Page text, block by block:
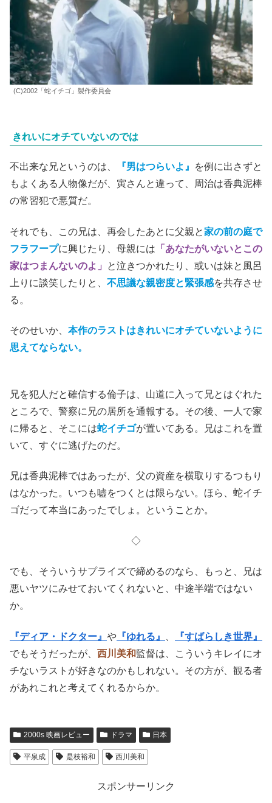
(C)2002「蛇イチゴ」製作委員会
きれいにオチていないのでは
不出来な兄というのは、 『男はつらいよ』
を例に出さずと
もよくある人物像だが、寅さんと違って、周治は香典泥棒
の常習犯で悪質だ。
それでも、この兄は、再会したあとに父親と家の前の庭で
フラフープに興じたり、母親には 「あなたがいないとこの
家はつまんないのよ」
と泣きつかれたり、或いは妹と風呂
上りに談笑したりと、 不思議な親密度と緊張感を共存させ
る。
そのせいか、 本作のラストはきれいにオチていないように
思えてならない。
兄を犯人だと確信する倫子は、山道に入って兄とはぐれた
ところで、警察に兄の居所を通報する。その後、一人で家
に帰ると、そこには蛇イチゴが置いてある。兄はこれを置
いて、すぐに逃げたのだ。
兄は香典泥棒ではあったが、父の資産を横取りするつもり
はなかった。いつも嘘をつくとは限らない。ほら、蛇イチ
ゴだって本当にあったでしょ。ということか。
◇
でも、そういうサプライズで締めるのなら、もっと、兄は
悪いヤツにみせておいてくれないと、中途半端ではない
か。
『ディア・ドクター』 や 『ゆれる』
『すばらしき世界』
でもそうだったが、 西川美和監督は、こういうキレイにオ
チないラストが好きなのかもしれない。その方が、観る者
があれこれと考えてくれるからか。
2000s 映画レビュー ドラマ 日本
平泉成 是枝裕和 西川美和
スポンサーリンク